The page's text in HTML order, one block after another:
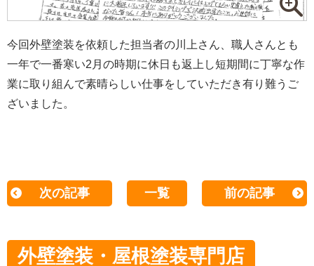
今回外壁塗装を依頼した担当者の川上さん、職人さんとも
一年で一番寒い2月の時期に休日も返上し短期間に丁寧な作
業に取り組んで素晴らしい仕事をしていただき有り難うご
ざいました。
次の記事 一覧 前の記事
外壁塗装・屋根塗装専門店